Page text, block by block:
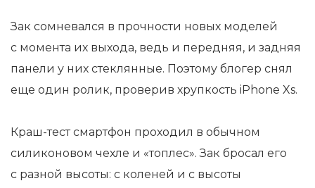
Зак сомневался в прочности новых моделей
с момента их выхода, ведь и передняя, и задняя
панели у них стеклянные. Поэтому блогер снял
еще один ролик, проверив хрупкость iPhone Xs.
Краш-тестсмартфон проходил в обычном
силиконовом чехле и «топлес». Зак бросал его
с разной высоты: с коленей и с высоты